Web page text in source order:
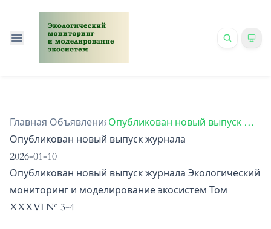
Главная /Объявления/
Опубликован новый выпуск журнала
Опубликован новый выпуск журнала
2026-01-10
Опубликован новый выпуск журнала Экологический
мониторинг и моделирование экосистем Том
XXXVI № 3-4